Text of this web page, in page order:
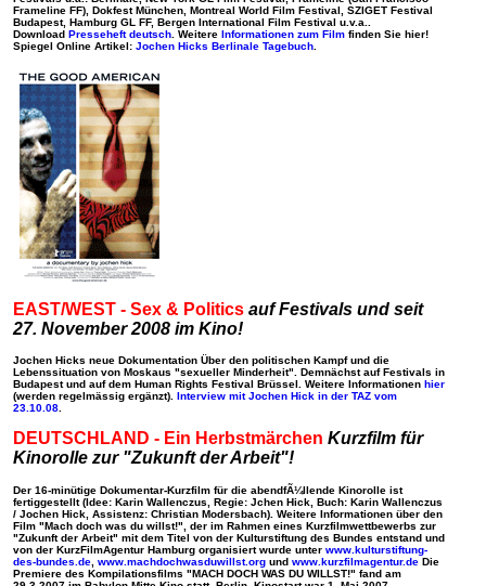
Frameline FF), Dokfest München, Montreal World Film Festival, SZIGET Festival
Budapest, Hamburg GL FF, Bergen International Film Festival u.v.a..
Download Presseheft deutsch . Weitere Informationen zum Film finden Sie hier!
Spiegel Online Artikel: Jochen Hicks Berlinale Tagebuch
EAST/WEST - Sex & Politics auf Festivals und seit
27. November 2008 im Kino!
Jochen Hicks neue Dokumentation Über den politischen Kampf und die
Lebenssituation von Moskaus "sexueller Minderheit".
Demnächst auf Festivals in
Budapest und auf dem Human Rights Festival Brüssel. Weitere Informationen hier
(werden regelmässig ergänzt). Interview mit Jochen Hick in der TAZ vom
23.10.08
DEUTSCHLAND - Ein Herbstmärchen Kurzfilm für
Kinorolle zur "Zukunft der Arbeit"!
Der 16-minütige Dokumentar-Kurzfilm für die abendfÃ¼llende Kinorolle ist
fertiggestellt (Idee: Karin Wallenczus, Regie: Jchen Hick, Buch: Karin Wallenczus
/ Jochen Hick, Assistenz: Christian Modersbach). Weitere Informationen über den
Film "Mach doch was du willst!", der im Rahmen eines Kurzfilmwettbewerbs zur
"Zukunft der Arbeit" mit dem Titel von der Kulturstiftung des Bundes entstand und
von der KurzFilmAgentur Hamburg organisiert wurde unter www.kulturstiftung-
des-bundes.de www.machdochwasduwillst.org und www.kurzfilmagentur.de Die
Premiere des Kompilationsfilms "MACH DOCH WAS DU WILLST!" fand am